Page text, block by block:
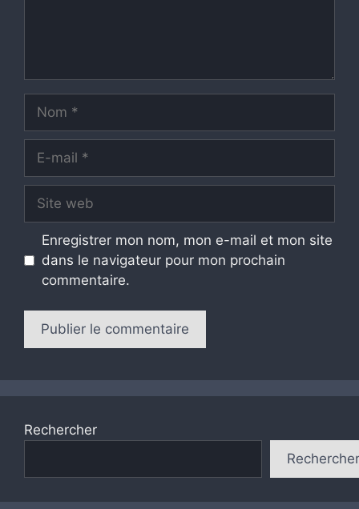
mail
web
Enregistrer mon nom, mon e-mail et mon site
dans le navigateur pour mon prochain
commentaire.
Rechercher
Rechercher